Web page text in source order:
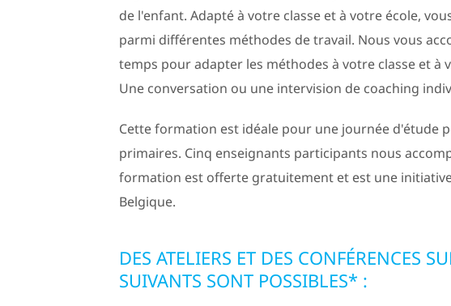
de l'enfant. Adapté à votre classe et à votre école,
parmi différentes méthodes de travail. Nous vous
temps pour adapter les méthodes à votre classe et à
Une conversation ou une intervision de coaching
Cette formation est idéale pour une journée d'étude
primaires. Cinq enseignants participants nous
formation est offerte gratuitement et est une initiative
Belgique.
DES ATELIERS ET DES CONFÉRENCES
SUIVANTS SONT POSSIBLES* :